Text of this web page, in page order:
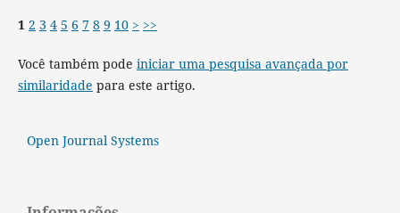
1 2 3 4 5 6 7 8 9 10 > >>
Você também pode iniciar uma pesquisa avançada por
similaridade para este artigo.
Open Journal Systems